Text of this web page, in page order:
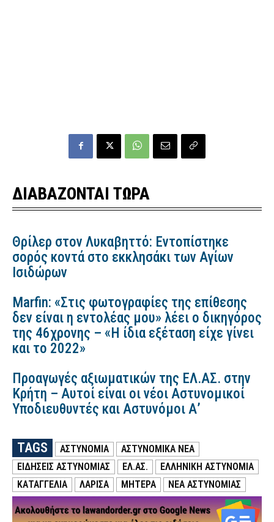
ΔΙΑΒΑΖΟΝΤΑΙ ΤΩΡΑ
Θρίλερ στον Λυκαβηττό: Εντοπίστηκε
σορός κοντά στο εκκλησάκι των Αγίων
Ισιδώρων
Marfin: «Στις φωτογραφίες της επίθεσης
δεν είναι η εντολέας μου» λέει ο δικηγόρος
της 46χρονης – «Η ίδια εξέταση είχε γίνει
και το 2022»
Προαγωγές αξιωματικών της ΕΛ.ΑΣ. στην
Κρήτη – Αυτοί είναι οι νέοι Αστυνομικοί
Υποδιευθυντές και Αστυνόμοι Α’
TAGS ΑΣΤΥΝΟΜΙΑ
ΑΣΤΥΝΟΜΙΚΑ ΝΕΑ
ΕΙΔΗΣΕΙΣ ΑΣΤΥΝΟΜΙΑΣ
ΕΛ.ΑΣ.
ΕΛΛΗΝΙΚΗ ΑΣΤΥΝΟΜΙΑ
ΚΑΤΑΓΓΕΛΙΑ
ΛΑΡΙΣΑ ΜΗΤΕΡΑ ΝΕΑ ΑΣΤΥΝΟΜΙΑΣ